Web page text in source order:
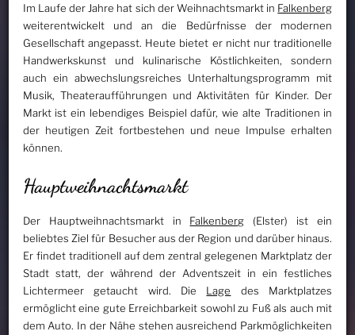
Im Laufe der Jahre hat sich der Weihnachtsmarkt in Falkenberg
weiterentwickelt und an die Bedürfnisse der modernen
Gesellschaft angepasst. Heute bietet er nicht nur traditionelle
Handwerkskunst und kulinarische Köstlichkeiten, sondern
auch ein abwechslungsreiches Unterhaltungsprogramm mit
Musik, Theateraufführungen und Aktivitäten für Kinder. Der
Markt ist ein lebendiges Beispiel dafür, wie alte Traditionen in
der heutigen Zeit fortbestehen und neue Impulse erhalten
können.
Hauptweihnachtsmarkt
Der Hauptweihnachtsmarkt in Falkenberg (Elster) ist ein
beliebtes Ziel für Besucher aus der Region und darüber hinaus.
Er findet traditionell auf dem zentral gelegenen Marktplatz der
Stadt statt, der während der Adventszeit in ein festliches
Lichtermeer getaucht wird. Die Lage des Marktplatzes
ermöglicht eine gute Erreichbarkeit sowohl zu Fuß als auch mit
dem Auto. In der Nähe stehen ausreichend Parkmöglichkeiten